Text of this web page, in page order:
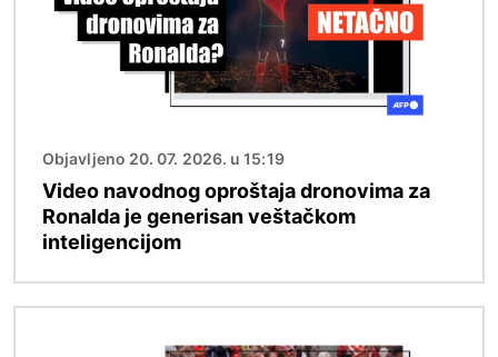
Objavljeno 20. 07. 2026. u 15:19
Video navodnog oproštaja dronovima za
Ronalda je generisan veštačkom
inteligencijom